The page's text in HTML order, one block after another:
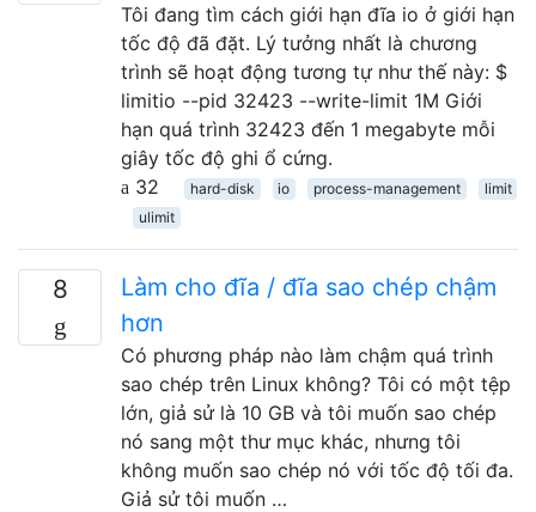
Tôi đang tìm cách giới hạn đĩa io ở giới hạn
tốc độ đã đặt. Lý tưởng nhất là chương
trình sẽ hoạt động tương tự như thế này: $
limitio --pid 32423 --write-limit 1M Giới
hạn quá trình 32423 đến 1 megabyte mỗi
giây tốc độ ghi ổ cứng.
32
hard-disk io process-management
limit
ulimit
8
Làm cho đĩa / đĩa sao chép chậm
hơn
Có phương pháp nào làm chậm quá trình
sao chép trên Linux không? Tôi có một tệp
lớn, giả sử là 10 GB và tôi muốn sao chép
nó sang một thư mục khác, nhưng tôi
không muốn sao chép nó với tốc độ tối đa.
Giả sử tôi muốn …